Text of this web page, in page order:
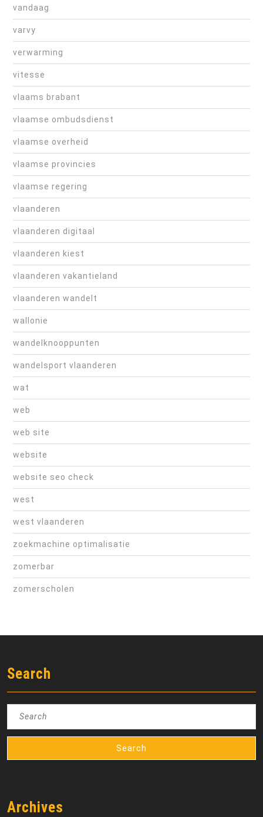
vandaag
varvy
verwarming
vitesse
vlaams brabant
vlaamse ombudsdienst
vlaamse overheid
vlaamse provincies
vlaamse regering
vlaanderen
vlaanderen digitaal
vlaanderen kiest
vlaanderen vakantieland
vlaanderen wandelt
wallonie
wandelknooppunten
wandelsport vlaanderen
wat
web
web site
website
website seo check
west
west vlaanderen
zoekmachine optimalisatie
zomerbar
zomerscholen
Search
Search
Archives